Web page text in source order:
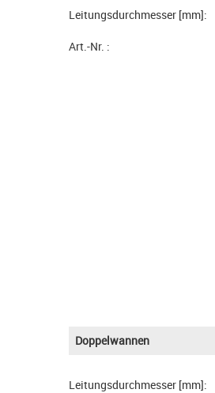
Leitungsdurchmesser [mm]:
Art.-Nr. :
Doppelwannen
Leitungsdurchmesser [mm]: